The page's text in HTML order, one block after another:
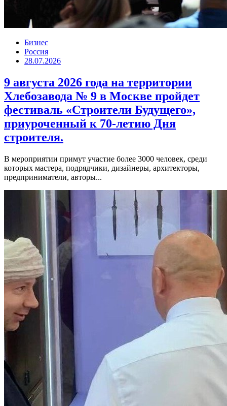
Бизнес
Россия
28.07.2026
9 августа 2026 года на территории
Хлебозавода № 9 в Москве пройдет
фестиваль «Строители Будущего»,
приуроченный к 70-летию Дня
строителя.
В мероприятии примут участие более 3000 человек, среди
которых мастера, подрядчики, дизайнеры, архитекторы,
предприниматели, авторы...